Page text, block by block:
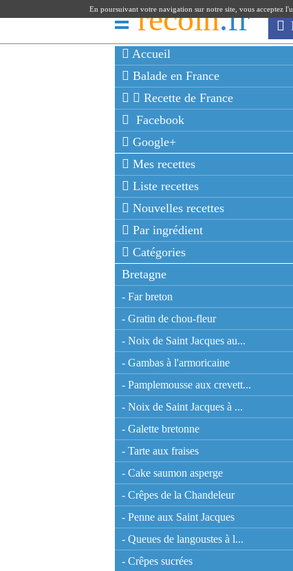
recoin.fr
Accueil
Balade en France
Recette de France
Facebook
Google+
Mes recettes
Liste recettes
Nouvelles recettes
Par ingrédient
Catégories
Bretagne
- Far breton
- Gratin de chou-fleur
- Noix de Saint Jacques au...
- Gambas à l'armoricaine
- Pamplemousse aux crevett...
- Noix de Saint Jacques à ...
- Galette bretonne
- Tarte aux fraises
- Cake saumon asperge
- Crêpes de la Chandeleur
- Penne aux Saint Jacques
- Queues de langoustes à l...
- Crêpes sucrées
En poursuivant votre navigation sur notre site, vous acceptez